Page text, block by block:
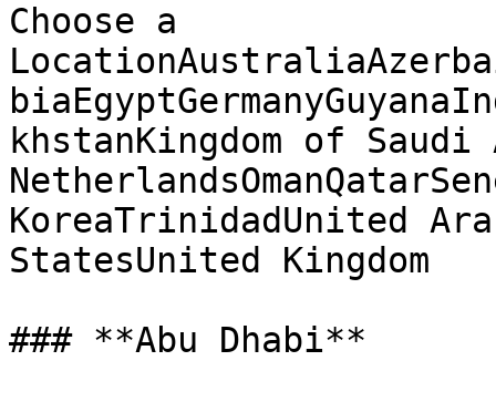
Choose a
khstanKingdom of Saudi
KoreaTrinidadUnited
StatesUnited Kingdom
### **Abu Dhabi**